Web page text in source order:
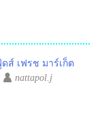
ส์ เฟรช มาร์เก็ต
nattapol.j